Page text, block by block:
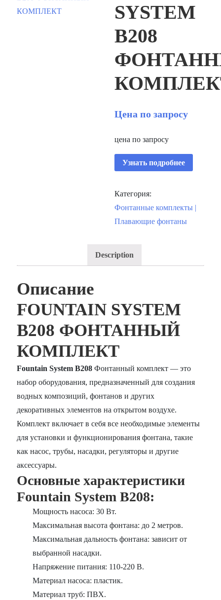
SYSTEM
B208
Цена по запросу
цена по запросу
Узнать подробнее
Категория:
Фонтанные комплекты |
Плавающие фонтаны
Description
Описание
FOUNTAIN SYSTEM
B208 ФОНТАННЫЙ
КОМПЛЕКТ
Fountain System B208 Фонтанный комплект — это
набор оборудования, предназначенный для создания
водных композиций, фонтанов и других
декоративных элементов на открытом воздухе.
Комплект включает в себя все необходимые элементы
для установки и функционирования фонтана, такие
как насос, трубы, насадки, регуляторы и другие
аксессуары.
Основные характеристики
Fountain System B208:
Мощность насоса: 30 Вт.
Максимальная высота фонтана: до 2 метров.
Максимальная дальность фонтана: зависит от
выбранной насадки.
Напряжение питания: 110-220 В.
Материал насоса: пластик.
Материал труб: ПВХ.